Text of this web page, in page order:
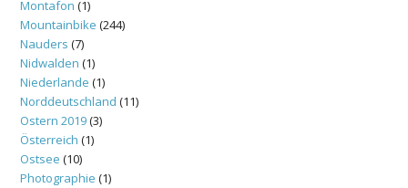
Montafon (1)
Mountainbike (244)
Nauders (7)
Nidwalden (1)
Niederlande (1)
Norddeutschland (11)
Ostern 2019(3)
Österreich (1)
Ostsee (10)
Photographie (1)